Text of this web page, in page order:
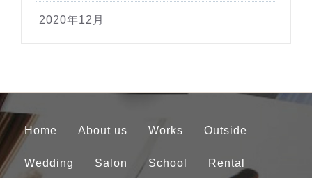
2020年12月
Home About us Works Outside
Wedding Salon School Rental